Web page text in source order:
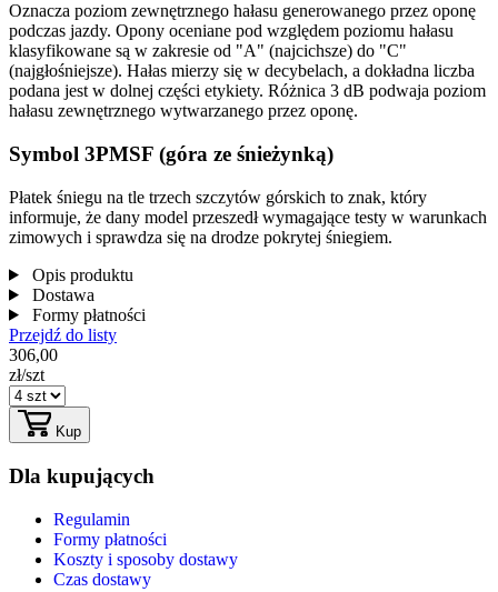
Oznacza poziom zewnętrznego hałasu generowanego przez oponę
podczas jazdy. Opony oceniane pod względem poziomu hałasu
klasyfikowane są w zakresie od "A" (najcichsze) do "C"
(najgłośniejsze). Hałas mierzy się w decybelach, a dokładna liczba
podana jest w dolnej części etykiety. Różnica 3 dB podwaja poziom
hałasu zewnętrznego wytwarzanego przez oponę.
Symbol 3PMSF (góra ze śnieżynką)
Płatek śniegu na tle trzech szczytów górskich to znak, który
informuje, że dany model przeszedł wymagające testy w warunkach
zimowych i sprawdza się na drodze pokrytej śniegiem.
Opis produktu
Dostawa
Formy płatności
Przejdź do listy
306,00
zł/szt
Kup
Dla kupujących
Regulamin
Formy płatności
Koszty i sposoby dostawy
Czas dostawy